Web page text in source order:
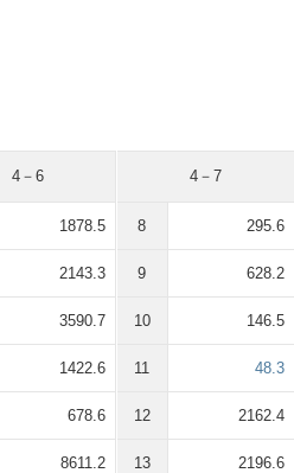
4－6
1878.5
2143.3
3590.7
1422.6
678.6
8611.2
4－7
8 295.6
9 628.2
10 146.5
11 48.3
12 2162.4
13 2196.6